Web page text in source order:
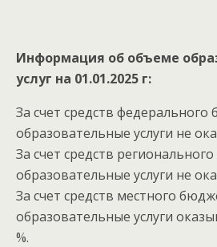
Информация об объеме
услуг на 01.01.2025 г:
За счет средств федерального
образовательные услуги не
За счет средств
образовательные услуги не
За счет средств местного
образовательные услуги
%.